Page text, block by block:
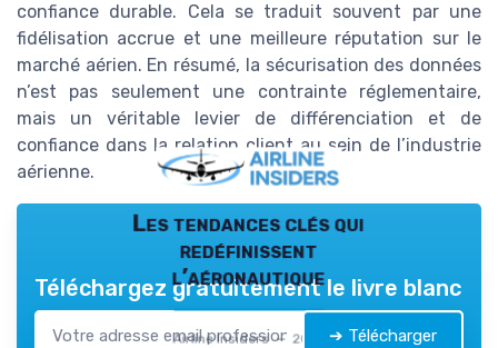
confiance durable. Cela se traduit souvent par une
fidélisation accrue et une meilleure réputation sur le
marché aérien. En résumé, la sécurisation des données
n’est pas seulement une contrainte réglementaire,
mais un véritable levier de différenciation et de
confiance dans la relation client au sein de l’industrie
aérienne.
Les tendances clés qui
redéfinissent
l’aéronautique
Airline Insiders — 2026
Téléchargez gratuitement le livre blanc
➔ Télécharger